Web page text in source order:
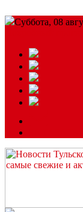
Суббота, 08